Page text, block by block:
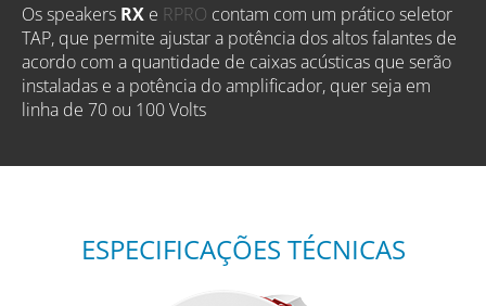
Osspeakers RX e RPRO contam com um prático seletor
TAP, que permite ajustar a potência dos altos falantes de
acordo com a quantidade de caixas acústicas que serão
instaladas e a potência do amplificador, quer seja em
linha de 70 ou 100 Volts
ESPECIFICAÇÕES TÉCNICAS